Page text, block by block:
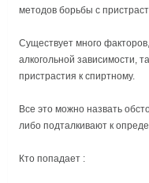
методов борьбы с
Существует много
алкогольной зависимости,
пристрастия к спиртному.
Все это можно назвать
либо подталкивают к
Кто попадает :